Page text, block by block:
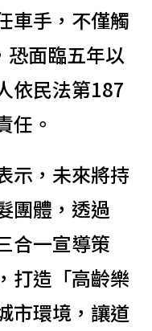
車手，不僅觸
恐面臨五年以
依民法第187
任。
，未來將持
團體，透過
合一宣導策
打造「高齡樂
市環境，讓道